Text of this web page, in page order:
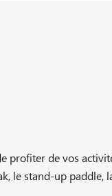
profiter de vos
le stand-up